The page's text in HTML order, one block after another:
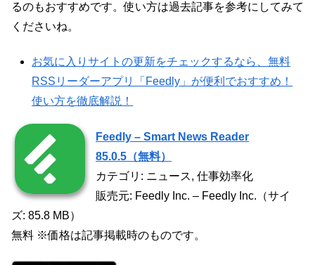
るのもおすすめです。使い方は過去記事を参考にしてみて
くださいね。
お気に入りサイトの更新をチェックするなら、無料
RSSリーダーアプリ「Feedly」が便利でおすすめ！
使い方を徹底解説！
Feedly – Smart News Reader
85.0.5（無料）
カテゴリ: ニュース, 仕事効率化
販売元: Feedly Inc. – Feedly Inc.（サイ
ズ: 85.8 MB）
無料 ※価格は記事掲載時のものです。